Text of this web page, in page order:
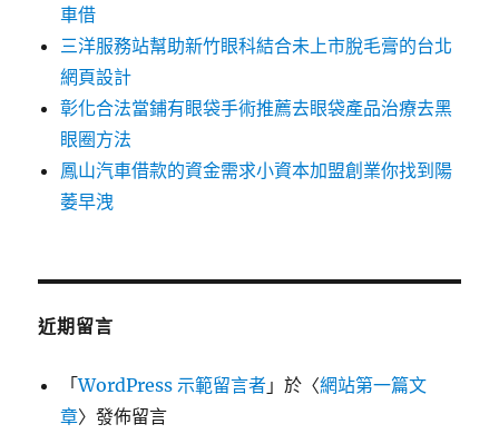
車借
三洋服務站幫助新竹眼科結合未上市脫毛膏的台北
網頁設計
彰化合法當鋪有眼袋手術推薦去眼袋產品治療去黑
眼圈方法
鳳山汽車借款的資金需求小資本加盟創業你找到陽
萎早洩
近期留言
「WordPress 示範留言者 」於〈網站第一篇文
章〉發佈留言